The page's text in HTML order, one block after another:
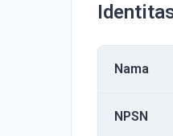
Nama
NPSN